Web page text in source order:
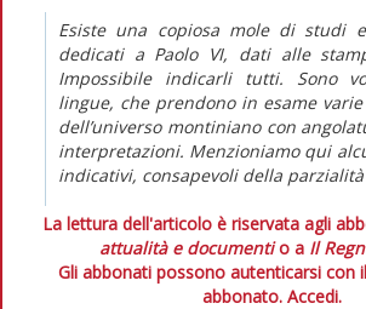
Esiste una copiosa mole di studi
dedicati a Paolo VI, dati alle
Impossibile indicarli tutti. Sono
lingue, che prendono in esame
dell’universo montiniano con
interpretazioni. Menzioniamo qui
indicativi, consapevoli della
La lettura dell'articolo è riservata agli
attualità e documentio a Il
Gli abbonati possono autenticarsi con
abbonato. Accedi.